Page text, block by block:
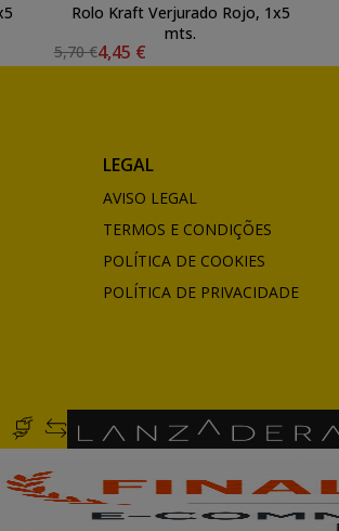
Rolo Kraft Verjurado Rojo, 1x5
mts.
5,70 €4,45 €
LEGAL
AVISO LEGAL
TERMOS E CONDIÇÕES
POLÍTICA DE COOKIES
POLÍTICA DE PRIVACIDADE